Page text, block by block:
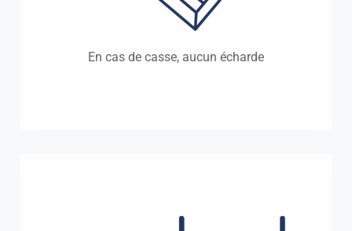
En cas de casse, aucun écharde